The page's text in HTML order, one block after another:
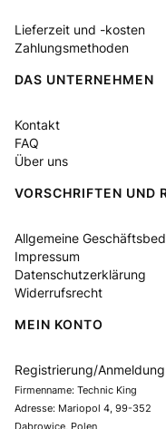
Lieferzeit und -kosten
Zahlungsmethoden
DAS UNTERNEHMEN
Kontakt
FAQ
Über uns
VORSCHRIFTEN UND
Allgemeine
Impressum
Datenschutzerklärung
Widerrufsrecht
MEIN KONTO
Registrierung/Anmeldung
Firmenname: Technic King
Adresse: Mariopol 4, 99-352